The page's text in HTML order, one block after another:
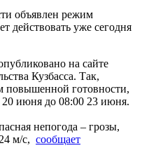
объявлен режим
действовать уже сегодня
на сайте
Кузбасса. Так,
повышенной готовности,
20 июня до 08:00 23 июня.
непогода – грозы,
м/с, сообщает